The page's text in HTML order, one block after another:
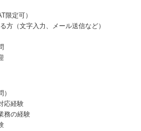
限定可）
方（文字入力、メール送信など）
応経験
務の経験